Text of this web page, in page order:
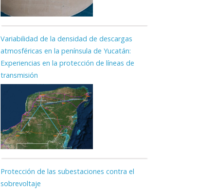
Variabilidad de la densidad de descargas
atmosféricas en la península de Yucatán:
Experiencias en la protección de líneas de
transmisión
Protección de las subestaciones contra el
sobrevoltaje